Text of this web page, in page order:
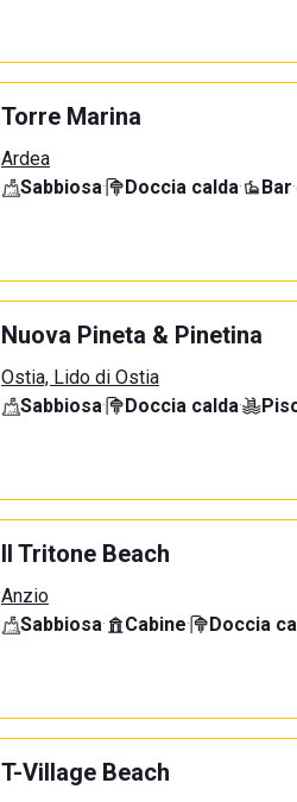
Torre Marina
Ardea
Sabbiosa· Doccia calda· Bar·
Nuova Pineta & Pinetina
Ostia, Lido di Ostia
Sabbiosa· Doccia calda·
Il Tritone Beach
Anzio
Sabbiosa· Cabine· Doccia
T-Village Beach